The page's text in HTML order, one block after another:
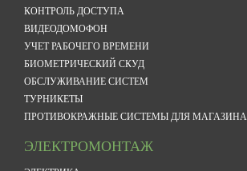
КОНТРОЛЬ ДОСТУПА
ВИДЕОДОМОФОН
УЧЕТ РАБОЧЕГО ВРЕМЕНИ
БИОМЕТРИЧЕСКИЙ СКУД
ОБСЛУЖИВАНИЕ СИСТЕМ
ТУРНИКЕТЫ
ПРОТИВОКРАЖНЫЕ СИСТЕМЫ ДЛЯ МАГАЗИНА
ЭЛЕКТРОМОНТАЖ